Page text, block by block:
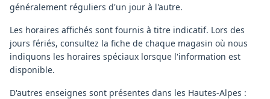
généralement réguliers d'un jour à l'autre.
Les horaires affichés sont fournis à titre indicatif. Lors des
jours fériés, consultez la fiche de chaque magasin où nous
indiquons les horaires spéciaux lorsque l'information est
disponible.
D'autres enseignes sont présentes dans les Hautes-Alpes :